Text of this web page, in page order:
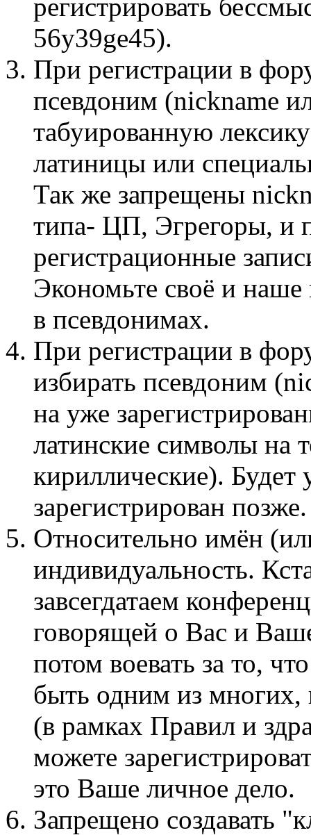
регистрировать
56y39ge45).
При регистрации в
псевдоним (nickname
табуированную
латиницы или
Так же запрещены
типа- ЦП, Эгрегоры, и
регистрационные
Экономьте своё и
в псевдонимах.
При регистрации в
избирать псевдоним
на уже
латинские символы на
кириллические). Будет
зарегистрирован позже.
Относительно имён
индивидуальность.
завсегдатаем
говорящей о Вас и
потом воевать за то,
быть одним из многих,
(в рамках Правил и
можете
это Ваше личное дело.
Запрещено создавать